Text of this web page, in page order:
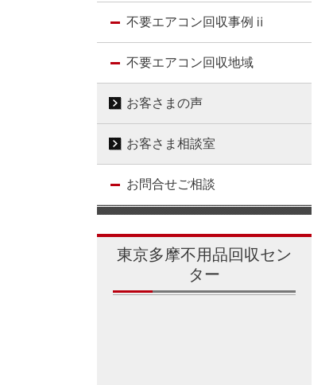
不要エアコン回収事例ⅱ
不要エアコン回収地域
お客さまの声
お客さま相談室
お問合せご相談
東京多摩不用品回収セン
ター